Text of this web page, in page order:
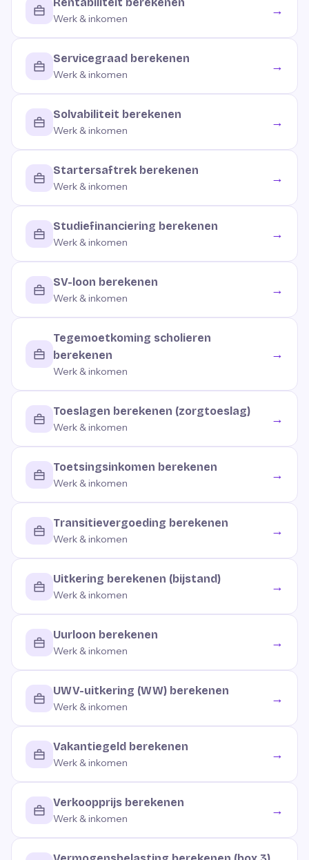
Werk & inkomen
→
Servicegraad berekenen
Werk & inkomen
→
Solvabiliteit berekenen
Werk & inkomen
→
Startersaftrek berekenen
Werk & inkomen
→
Studiefinanciering berekenen
Werk & inkomen
→
SV-loon berekenen
Werk & inkomen
→
Tegemoetkoming scholieren
berekenen
Werk & inkomen
→
Toeslagen berekenen (zorgtoeslag)
Werk & inkomen
→
Toetsingsinkomen berekenen
Werk & inkomen
→
Transitievergoeding berekenen
Werk & inkomen
→
Uitkering berekenen (bijstand)
Werk & inkomen
→
Uurloon berekenen
Werk & inkomen
→
UWV-uitkering (WW) berekenen
Werk & inkomen
→
Vakantiegeld berekenen
Werk & inkomen
→
Verkoopprijs berekenen
Werk & inkomen
→